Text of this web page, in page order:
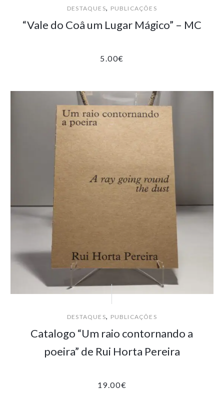
DESTAQUES, PUBLICAÇÕES
“Vale do Coâ um Lugar Mágico” – MC
5.00€
DESTAQUES, PUBLICAÇÕES
Catalogo “Um raio contornando a
poeira” de Rui Horta Pereira
19.00€